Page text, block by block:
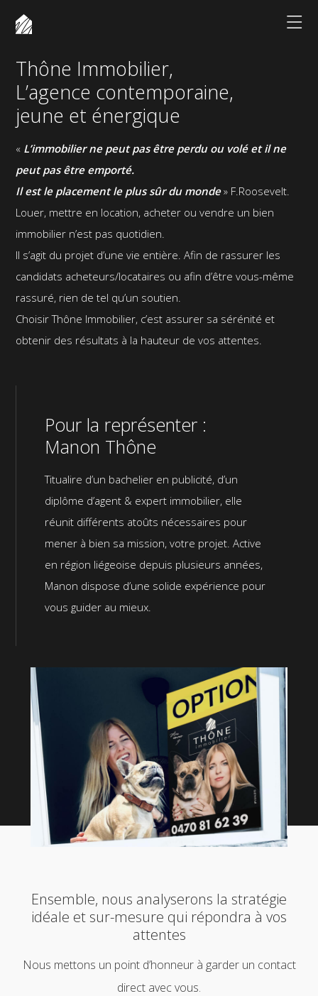
Thône Immobilier
Thône Immobilier,
L’agence contemporaine,
jeune et énergique
« L’immobilier ne peut pas être perdu ou volé et il ne
peut pas être emporté.
Il est le placement le plus sûr du monde» F.Roosevelt.
Louer, mettre en location, acheter ou vendre un bien
immobilier n’est pas quotidien.
Il s’agit du projet d’une vie entière. Afin de rassurer les
candidats acheteurs/locataires ou afin d’être vous-même
rassuré, rien de tel qu’un soutien.
Choisir Thône Immobilier, c’est assurer sa sérénité et
obtenir des résultats à la hauteur de vos attentes.
Pour la représenter :
Manon Thône
Titualire d’un bachelier en publicité, d’un
diplôme d’agent & expert immobilier, elle
réunit différents atoûts nécessaires pour
mener à bien sa mission, votre projet. Active
en région liégeoise depuis plusieurs années,
Manon dispose d’une solide expérience pour
vous guider au mieux.
Ensemble, nous analyserons la stratégie
idéale et sur-mesure qui répondra à vos
attentes
Nous mettons un point d’honneur à garder un contact
direct avec vous.